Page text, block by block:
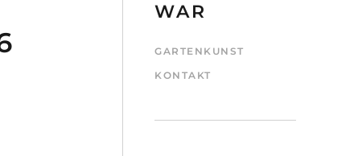
WAR
GARTENKUNST
KONTAKT